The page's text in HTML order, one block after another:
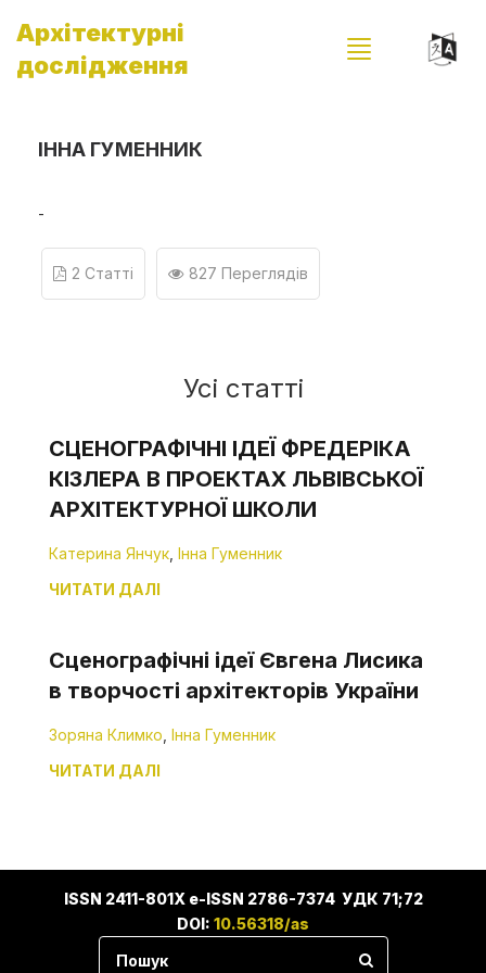
Архітектурні
дослідження
ІННА ГУМЕННИК
-
2 Статті 827 Переглядів
Усі статті
СЦЕНОГРАФІЧНІ ІДЕЇ ФРЕДЕРІКА
КІЗЛЕРА В ПРОЕКТАХ ЛЬВІВСЬКОЇ
АРХІТЕКТУРНОЇ ШКОЛИ
Катерина Янчук Інна Гуменник
ЧИТАТИ ДАЛІ
Сценографічні ідеї Євгена Лисика
в творчості архітекторів України
Зоряна Климко Інна Гуменник
ЧИТАТИ ДАЛІ
ISSN 2411-801X e-ISSN 2786-7374 УДК 71;72
DOI: 10.56318/as